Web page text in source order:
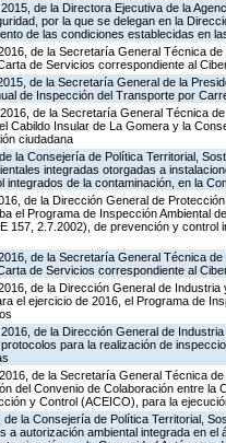
de la Directora Ejecutiva de la
por la que se delegan en la
de las condiciones establecidas en
de la Secretaría General Técnica
de Servicios correspondiente al
de la Secretaría General de la
de Inspección del Transporte por
de la Secretaría General Técnica
Cabildo Insular de La Gomera y la
ciudadana
la Consejería de Política Territorial,
integradas otorgadas a
integrados de la contaminación, en la
de la Dirección General de
el Programa de Inspección Ambiental
157, 2.7.2002), de prevención y
de la Secretaría General Técnica
de Servicios correspondiente al
de la Dirección General de
el ejercicio de 2016, el Programa de
de la Dirección General de
para la realización de
de la Secretaría General Técnica
del Convenio de Colaboración entre
y Control (ACEICO), para la
la Consejería de Política Territorial,
a autorización ambiental integrada en